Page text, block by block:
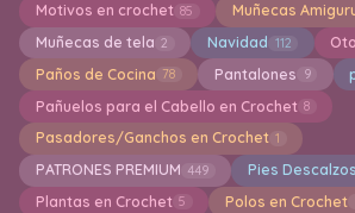
Motivos en crochet 85 Muñecas
Muñecas de tela 2 Navidad 112
Paños de Cocina 78 Pantalones 9
Pañuelos para el Cabello en Crochet 8
Pasadores/Ganchos en Crochet 1
PATRONES PREMIUM 449 Pies
Plantas en Crochet 5 Polos en Crochet